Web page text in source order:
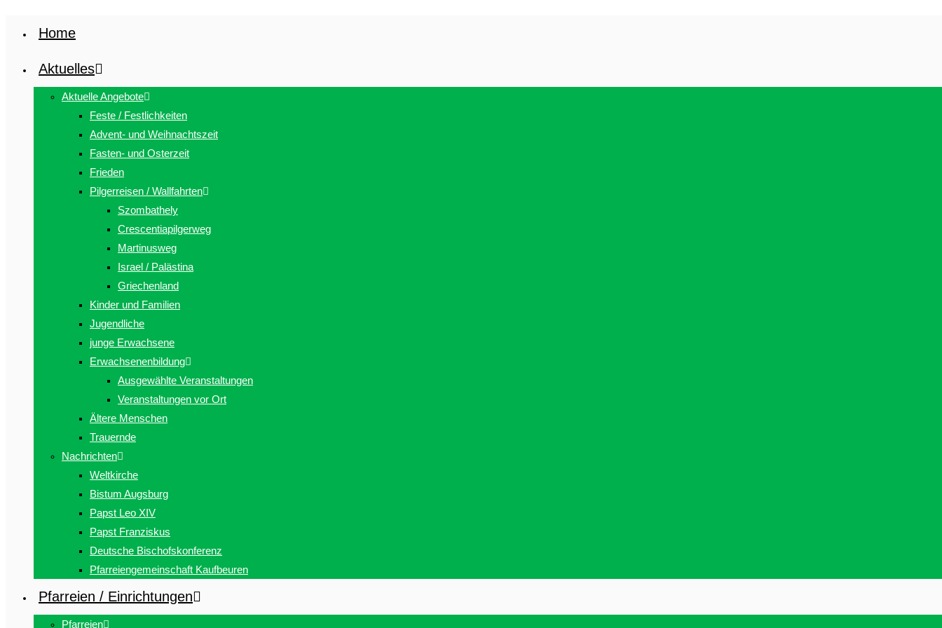
Inhalt
Home
Aktuelles
Aktuelle Angebote
Feste / Festlichkeiten
Advent- und Weihnachtszeit
Fasten- und Osterzeit
Frieden
Pilgerreisen / Wallfahrten
Szombathely
Crescentiapilgerweg
Martinusweg
Israel / Palästina
Griechenland
Kinder und Familien
Jugendliche
junge Erwachsene
Erwachsenenbildung
Ausgewählte Veranstaltungen
Veranstaltungen vor Ort
Ältere Menschen
Trauernde
Nachrichten
Weltkirche
Bistum Augsburg
Papst Leo XIV
Papst Franziskus
Deutsche Bischofskonferenz
Pfarreiengemeinschaft Kaufbeuren
Pfarreien / Einrichtungen
Pfarreien